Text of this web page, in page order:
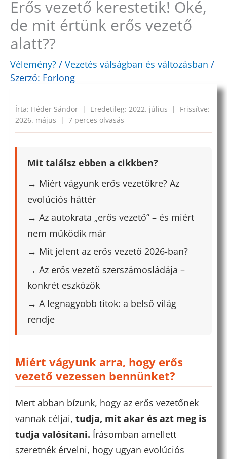
Erős vezető kerestetik! Oké,
de mit értünk erős vezető
alatt??
Vélemény? / Vezetés válságban és változásban /
Szerző: Forlong
Írta: Héder Sándor | Eredetileg: 2022. július | Frissítve:
2026. május | 7 perces olvasás
Mit találsz ebben a cikkben?
→ Miért vágyunk erős vezetőkre? Az
evolúciós háttér
→ Az autokrata „erős vezető” – és miért
nem működik már
→ Mit jelent az erős vezető 2026-ban?
→ Az erős vezető szerszámosládája –
konkrét eszközök
→ A legnagyobb titok: a belső világ
rendje
Miért vágyunk arra, hogy erős
vezető vezessen bennünket?
Mert abban bízunk, hogy az erős vezetőnek
vannak céljai, tudja, mit akar és azt meg is
tudja valósítani. Írásomban amellett
szeretnék érvelni, hogy ugyan evolúciós